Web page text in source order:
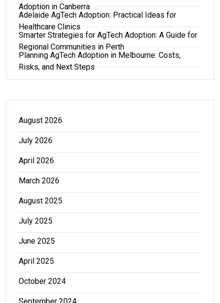
Adoption in Canberra
Adelaide AgTech Adoption: Practical Ideas for
Healthcare Clinics
Smarter Strategies for AgTech Adoption: A Guide for
Regional Communities in Perth
Planning AgTech Adoption in Melbourne: Costs,
Risks, and Next Steps
August 2026
July 2026
April 2026
March 2026
August 2025
July 2025
June 2025
April 2025
October 2024